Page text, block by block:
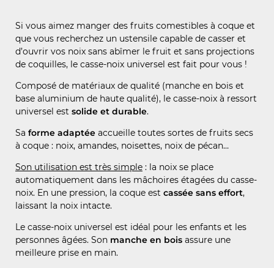
Si vous aimez manger des fruits comestibles à coque et
que vous recherchez un ustensile capable de casser et
d’ouvrir vos noix sans abîmer le fruit et sans projections
de coquilles, le casse-noix universel est fait pour vous !
Composé de matériaux de qualité (manche en bois et
base aluminium de haute qualité), le casse-noix à ressort
universel est solide et durable.
Sa forme adaptée accueille toutes sortes de fruits secs
à coque : noix, amandes, noisettes, noix de pécan…
Son utilisation est très simple : la noix se place
automatiquement dans les mâchoires étagées du casse-
noix. En une pression, la coque est cassée sans effort,
laissant la noix intacte.
Le casse-noix universel est idéal pour les enfants et les
personnes âgées. Son manche en bois assure une
meilleure prise en main.